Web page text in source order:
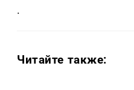
.
Читайте также: